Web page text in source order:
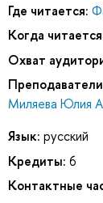
Где читается:
Когда
Охват
Миляева Юлия
Язык: русский
Кредиты: 6
Контактные